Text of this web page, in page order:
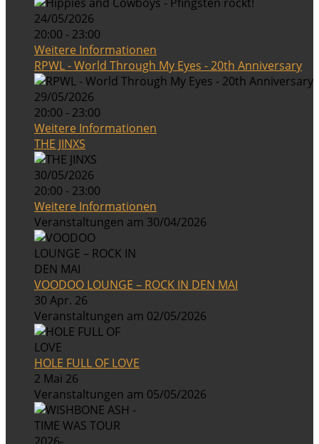
24/05/2026
20:00 - 23:00
Weitere Informationen
RPWL - World Through My Eyes - 20th Anniversary
29/05/2026
20:00 - 23:00
Weitere Informationen
THE JINXS
30/05/2026
20:00 - 23:00
Weitere Informationen
Veranstaltungen am 30/04/2026
VOODOO LOUNGE – ROCK IN DEN MAI
30 Apr. 26
Veranstaltungen am 02/05/2026
HOLE FULL OF LOVE
2 Mai 26
Veranstaltungen am 05/05/2026